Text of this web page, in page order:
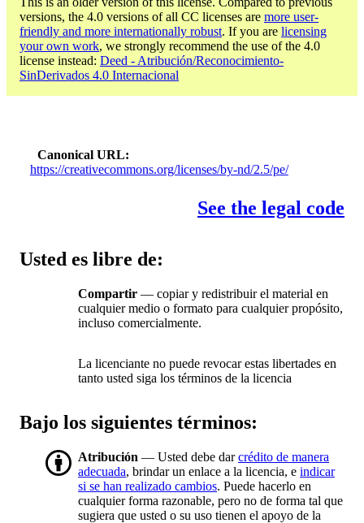
versions, the 4.0 versions of all CC licenses are more user-
friendly and more internationally robust. If you are licensing
your own work, we strongly recommend the use of the 4.0
license instead: Deed - Atribución/Reconocimiento-
SinDerivados 4.0 Internacional
Canonical URL
https://creativecommons.org/licenses/by-nd/2.5/pe/
See the legal code
Usted es libre de:
Compartir — copiar y redistribuir el material en
cualquier medio o formato para cualquier propósito,
incluso comercialmente.
La licenciante no puede revocar estas libertades en
tanto usted siga los términos de la licencia
Bajo los siguientes términos:
Atribución — Usted debe darcrédito de manera
adecuada, brindar un enlace a la licencia, e indicar
si se han realizado cambios. Puede hacerlo en
cualquier forma razonable, pero no de forma tal que
sugiera que usted o su uso tienen el apoyo de la